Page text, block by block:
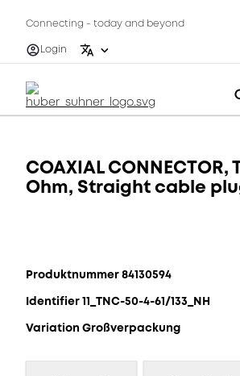
Connecting - today and beyond
Login
COAXIAL CONNECTOR,
Ohm, Straight cable
Produktnummer 84130594
Identifier 11_TNC-50-4-61/133_NH
Variation Großverpackung